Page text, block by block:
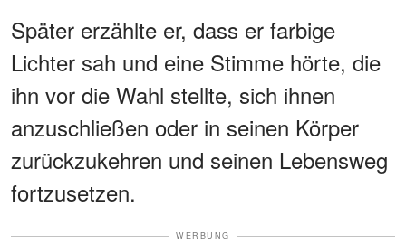
Später erzählte er, dass er farbige
Lichter sah und eine Stimme hörte, die
ihn vor die Wahl stellte, sich ihnen
anzuschließen oder in seinen Körper
zurückzukehren und seinen Lebensweg
fortzusetzen.
WERBUNG